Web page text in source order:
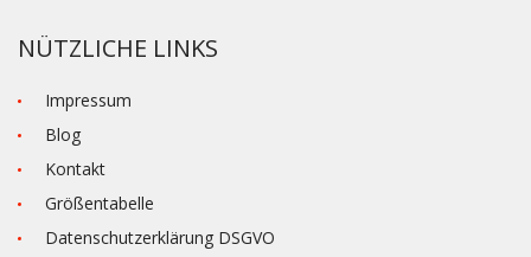
NÜTZLICHE LINKS
Impressum
Blog
Kontakt
Größentabelle
Datenschutzerklärung DSGVO